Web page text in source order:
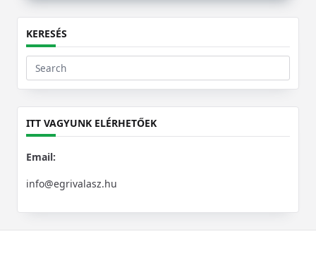
KERESÉS
Search
for:
ITT VAGYUNK ELÉRHETŐEK
Email:
info@egrivalasz.hu